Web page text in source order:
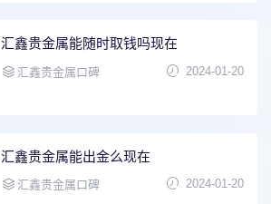
汇鑫贵金属能随时取钱吗现在
汇鑫贵金属口碑 2024-01-20
汇鑫贵金属能出金么现在
汇鑫贵金属口碑 2024-01-20